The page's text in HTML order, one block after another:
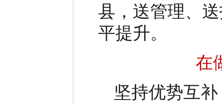
县，送管理、
平提升。
在
坚持优势互